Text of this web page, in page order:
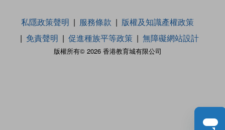
版權所有© 2026 香港教育城有限公司
私隱政策聲明 服務條款
版權及知識產權政策
免責聲明
促進種族平等政策 無障礙網站設計